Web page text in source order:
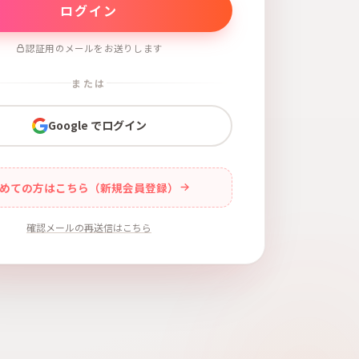
認証用のメールをお送りします
または
Google でログイン
ての方はこちら（新規会員登録）
確認メールの再送信はこちら